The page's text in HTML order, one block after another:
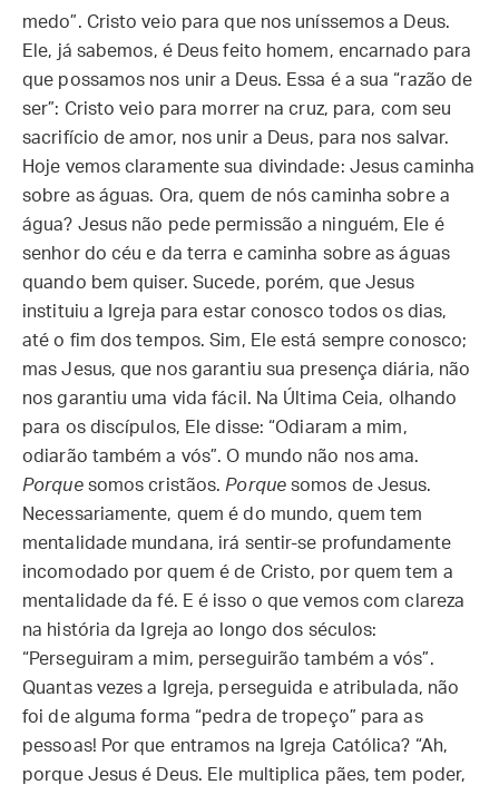
medo”. Cristo veio para que nos uníssemos a Deus.
Ele, já sabemos, é Deus feito homem, encarnado para
que possamos nos unir a Deus. Essa é a sua “razão de
ser”: Cristo veio para morrer na cruz, para, com seu
sacrifício de amor, nos unir a Deus, para nos salvar.
Hoje vemos claramente sua divindade: Jesus caminha
sobre as águas. Ora, quem de nós caminha sobre a
água? Jesus não pede permissão a ninguém, Ele é
senhor do céu e da terra e caminha sobre as águas
quando bem quiser. Sucede, porém, que Jesus
instituiu a Igreja para estar conosco todos os dias,
até o fim dos tempos. Sim, Ele está sempre conosco;
mas Jesus, que nos garantiu sua presença diária, não
nos garantiu uma vida fácil. Na Última Ceia, olhando
para os discípulos, Ele disse: “Odiaram a mim,
odiarão também a vós”. O mundo não nos ama.
Porque somos cristãos. Porquesomos de Jesus.
Necessariamente, quem é do mundo, quem tem
mentalidade mundana, irá sentir-se profundamente
incomodado por quem é de Cristo, por quem tem a
mentalidade da fé. E é isso o que vemos com clareza
na história da Igreja ao longo dos séculos:
“Perseguiram a mim, perseguirão também a vós”.
Quantas vezes a Igreja, perseguida e atribulada, não
foi de alguma forma “pedra de tropeço” para as
pessoas! Por que entramos na Igreja Católica? “Ah,
porque Jesus é Deus. Ele multiplica pães, tem poder,